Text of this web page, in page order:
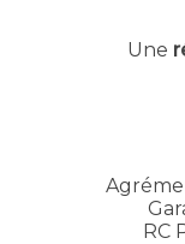
Une
RC